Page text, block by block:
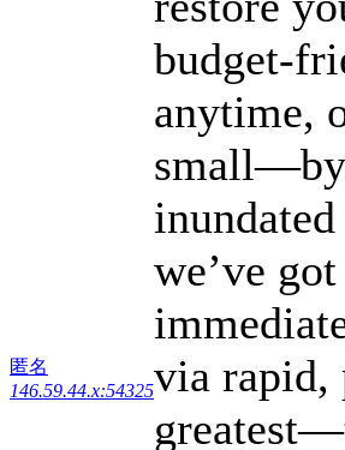
匿名
146.59.44.x:54325
budget-
anytime,
small—by
we’ve
via rapid,